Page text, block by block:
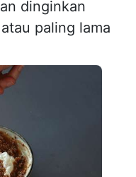
dinginkan
paling lama